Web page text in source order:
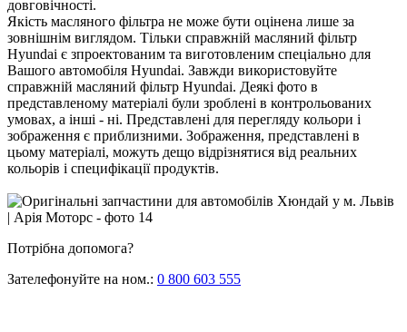
довговічності.
Якість масляного фільтра не може бути оцінена лише за
зовнішнім виглядом. Тільки справжній масляний фільтр
Hyundai є зпроектованим та виготовленим спеціально для
Вашого автомобіля Hyundai. Завжди використовуйте
справжній масляний фільтр Hyundai. Деякі фото в
представленому матеріалі були зроблені в контрольованих
умовах, а інші - ні. Представлені для перегляду кольори і
зображення є приблизними. Зображення, представлені в
цьому матеріалі, можуть дещо відрізнятися від реальних
кольорів і специфікації продуктів.
Потрібна допомога?
Зателефонуйте на ном.: 0 800 603 555